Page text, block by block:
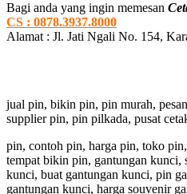
Bagi anda yang ingin memesan
CS : 0878.3937.8000
Alamat : Jl. Jati Ngali No. 154,
jual pin, bikin pin, pin murah,
supplier pin, pin pilkada, pusat
pin, contoh pin, harga pin, toko
tempat bikin pin, gantungan kunci,
kunci, buat gantungan kunci, pin
gantungan kunci, harga souvenir